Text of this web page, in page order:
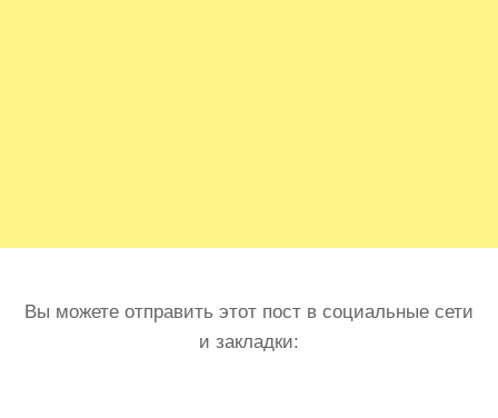
Вы можете отправить этот пост в социальные сети
и закладки: